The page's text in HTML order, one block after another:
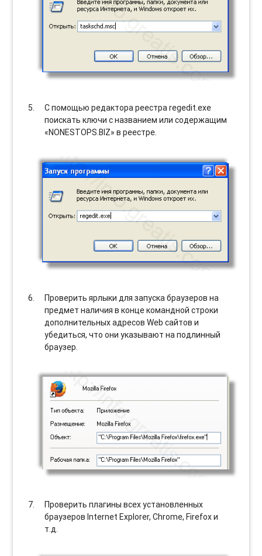
С помощью редактора реестра regedit.exe
поискать ключи с названием или содержащим
«NONESTOPS.BIZ» в реестре.
Проверить ярлыки для запуска браузеров на
предмет наличия в конце командной строки
дополнительных адресов Web сайтов и
убедиться, что они указывают на подлинный
браузер.
Проверить плагины всех установленных
браузеров Internet Explorer, Chrome, Firefox и
т.д.